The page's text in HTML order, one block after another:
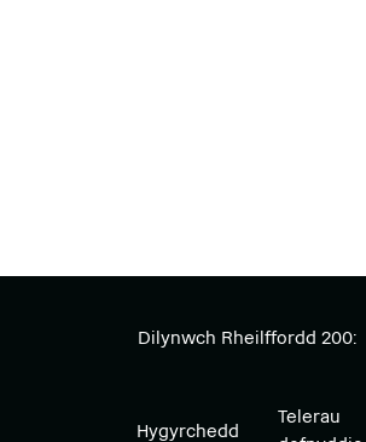
Dilynwch Rheilffordd 200:
Hygyrchedd
Telerau